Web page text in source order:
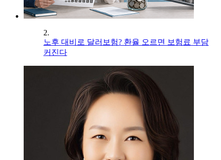
2.
노후 대비로 달러보험? 환율 오르면 보험료 부담
커진다